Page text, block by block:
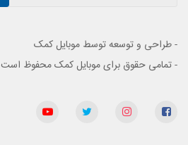
- طراحی و توسعه توسط موبایل کمک
- تمامی حقوق برای موبایل کمک محفوظ است